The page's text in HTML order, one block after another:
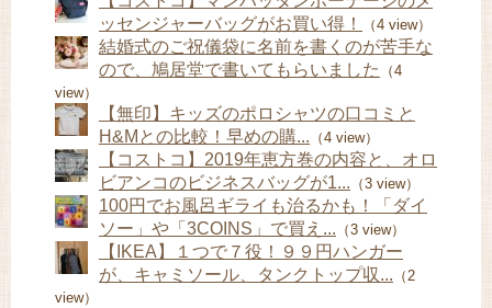
ッセンジャーバッグがお買い得！
（4 view）
結婚式のご祝儀袋に名前を書くのが苦手な
ので、鳩居堂で書いてもらいました
（4
view）
【無印】キッズのポロシャツの口コミと
H&Mとの比較！早めの購... （4 view）
【コストコ】2019年恵方巻の内容と、オロ
ビアンコのビジネスバッグが1... （3 view）
100円でお風呂ギライも治るかも！「ダイ
ソー」や「3COINS」で買え... （3 view）
【IKEA】１つで７役！９９円ハンガー
が、キャミソール、タンクトップ収... （2
view）